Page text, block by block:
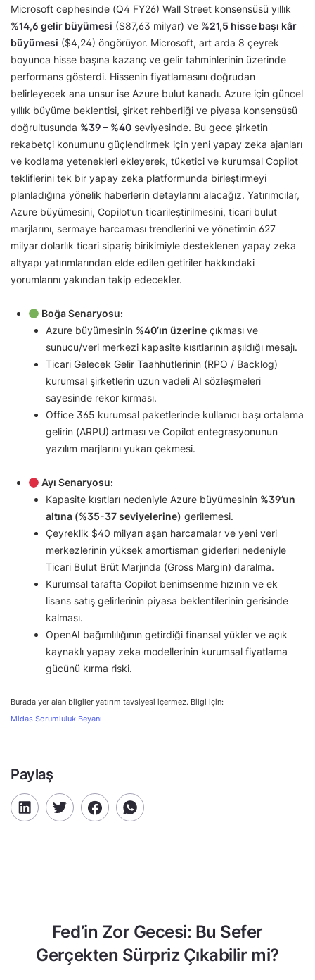
Microsoft cephesinde (Q4 FY26) Wall Street konsensüsü yıllık
%14,6 gelir büyümesi ($87,63 milyar) ve %21,5 hisse başı kâr
büyümesi ($4,24) öngörüyor. Microsoft, art arda 8 çeyrek
boyunca hisse başına kazanç ve gelir tahminlerinin üzerinde
performans gösterdi. Hissenin fiyatlamasını doğrudan
belirleyecek ana unsur ise Azure bulut kanadı. Azure için güncel
yıllık büyüme beklentisi, şirket rehberliği ve piyasa konsensüsü
doğrultusunda %39 – %40 seviyesinde. Bu gece şirketin
rekabetçi konumunu güçlendirmek için yeni yapay zeka ajanları
ve kodlama yetenekleri ekleyerek, tüketici ve kurumsal Copilot
tekliflerini tek bir yapay zeka platformunda birleştirmeyi
planladığına yönelik haberlerin detaylarını alacağız. Yatırımcılar,
Azure büyümesini, Copilot’un ticarileştirilmesini, ticari bulut
marjlarını, sermaye harcaması trendlerini ve yönetimin 627
milyar dolarlık ticari sipariş birikimiyle desteklenen yapay zeka
altyapı yatırımlarından elde edilen getiriler hakkındaki
yorumlarını yakından takip edecekler.
Boğa Senaryosu:
Azure büyümesinin %40’ın üzerine çıkması ve
sunucu/veri merkezi kapasite kısıtlarının aşıldığı mesajı.
Ticari Gelecek Gelir Taahhütlerinin (RPO / Backlog)
kurumsal şirketlerin uzun vadeli AI sözleşmeleri
sayesinde rekor kırması.
Office 365 kurumsal paketlerinde kullanıcı başı ortalama
gelirin (ARPU) artması ve Copilot entegrasyonunun
yazılım marjlarını yukarı çekmesi.
Ayı Senaryosu:
Kapasite kısıtları nedeniyle Azure büyümesinin %39’un
altına (%35-37 seviyelerine) gerilemesi.
Çeyreklik $40 milyarı aşan harcamalar ve yeni veri
merkezlerinin yüksek amortisman giderleri nedeniyle
Ticari Bulut Brüt Marjında (Gross Margin) daralma.
Kurumsal tarafta Copilot benimsenme hızının ve ek
lisans satış gelirlerinin piyasa beklentilerinin gerisinde
kalması.
OpenAI bağımlılığının getirdiği finansal yükler ve açık
kaynaklı yapay zeka modellerinin kurumsal fiyatlama
gücünü kırma riski.
Burada yer alan bilgiler yatırım tavsiyesi içermez. Bilgi için:
Midas Sorumluluk Beyanı
Paylaş
Fed’in Zor Gecesi: Bu Sefer
Gerçekten Sürpriz Çıkabilir mi?